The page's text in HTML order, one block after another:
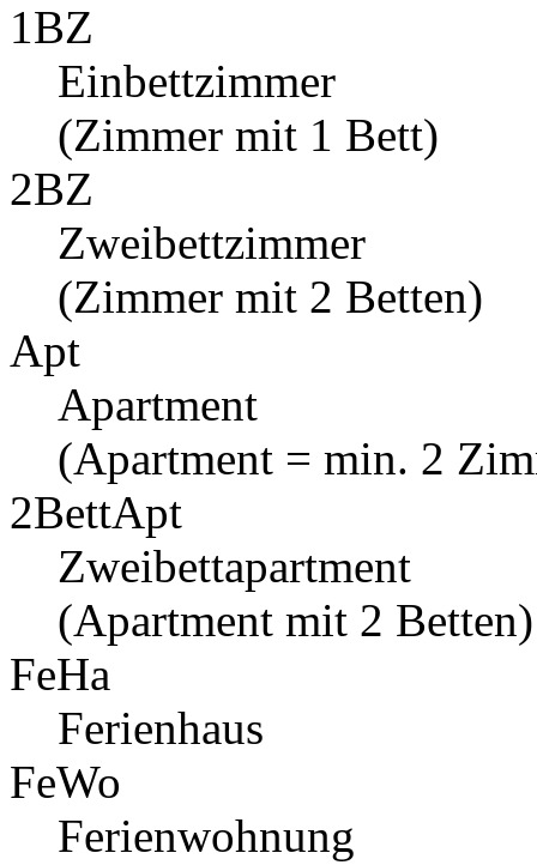
1BZ
Einbettzimmer
(Zimmer mit 1 Bett)
2BZ
Zweibettzimmer
(Zimmer mit 2 Betten)
Apt
Apartment
(Apartment = min. 2
2BettApt
Zweibettapartment
(Apartment mit 2 Betten)
FeHa
Ferienhaus
FeWo
Ferienwohnung